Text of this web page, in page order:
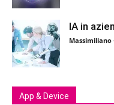
IA in
Massimiliano
App & Device